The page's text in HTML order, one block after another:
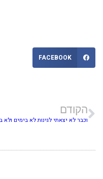
FACEBOOK
הקודם